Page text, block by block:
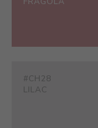
#CH28
LILAC